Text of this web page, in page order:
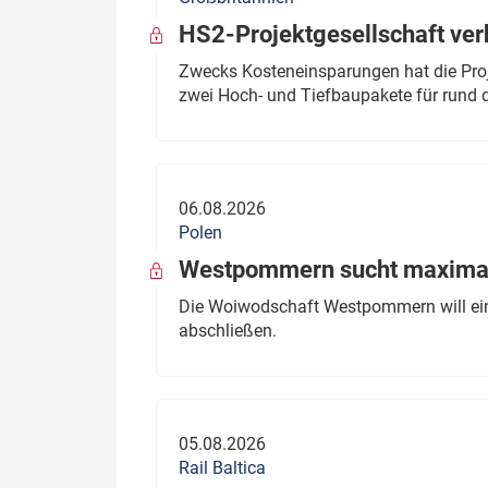
HS2-Projektgesellschaft
Zwecks Kosteneinsparungen hat die
zwei Hoch- und Tiefbaupakete für rund
06.08.2026
Polen
Westpommern sucht
Die Woiwodschaft Westpommern will
abschließen.
05.08.2026
Rail Baltica